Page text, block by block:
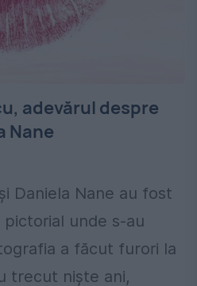
adevărul despre
Nane
Daniela Nane au fost
unde s-au
a făcut furori la
trecut nişte ani,